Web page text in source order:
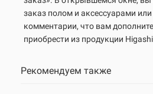
заказ полом и аксессуарами
комментарии, что вам
приобрести из продукции
Рекомендуем также